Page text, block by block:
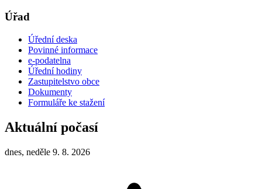
Úřad
Úřední deska
Povinné informace
e-podatelna
Úřední hodiny
Zastupitelstvo obce
Dokumenty
Formuláře ke stažení
Aktuální počasí
dnes, neděle 9. 8. 2026